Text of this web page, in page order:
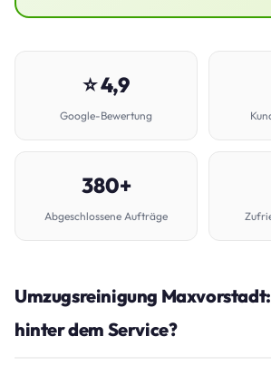
⭐ 4,9
Google-Bewertung
380+
Abgeschlossene Aufträge
Umzugsreinigung
hinter dem Service?